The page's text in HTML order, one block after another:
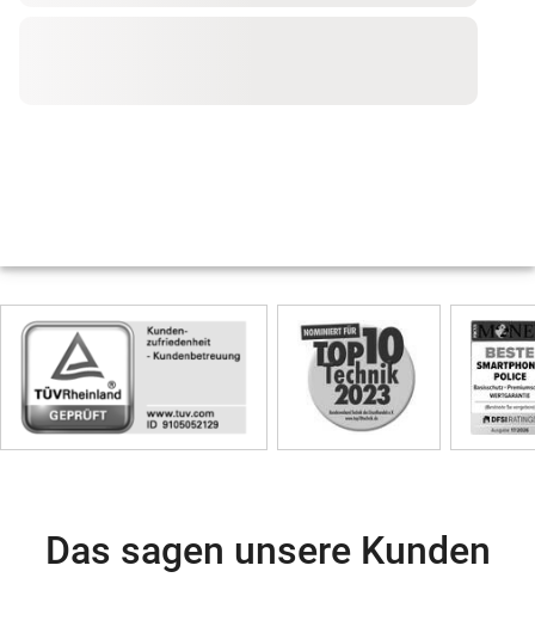
Skip
Siegel
Das sagen unsere Kunden